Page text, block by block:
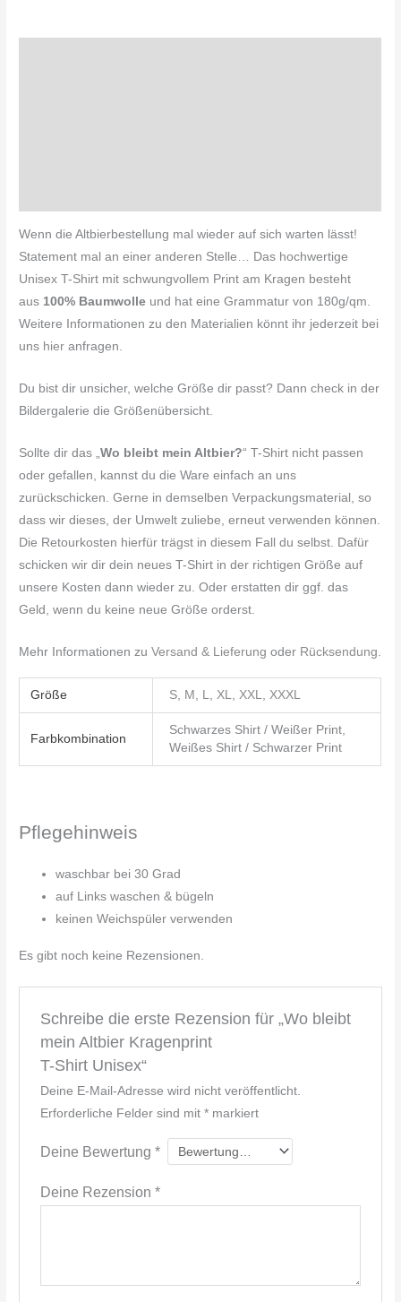
Wenn die Altbierbestellung mal wieder auf sich warten lässt!
Statement mal an einer anderen Stelle… Das hochwertige
Unisex T-Shirt mit schwungvollem Print am Kragen besteht
aus 100% Baumwolle und hat eine Grammatur von 180g/qm.
Weitere Informationen zu den Materialien könnt ihr jederzeit bei
uns hier anfragen.
Du bist dir unsicher, welche Größe dir passt? Dann check in der
Bildergalerie die Größenübersicht.
Sollte dir das „Wo bleibt mein Altbier?“ T-Shirt nicht passen
oder gefallen, kannst du die Ware einfach an uns
zurückschicken. Gerne in demselben Verpackungsmaterial, so
dass wir dieses, der Umwelt zuliebe, erneut verwenden können.
Die Retourkosten hierfür trägst in diesem Fall du selbst. Dafür
schicken wir dir dein neues T-Shirt in der richtigen Größe auf
unsere Kosten dann wieder zu. Oder erstatten dir ggf. das
Geld, wenn du keine neue Größe orderst.
Mehr Informationen zuVersand & Lieferung oder Rücksendung
Größe S, M , L,XL,XXL,XXXL
Farbkombination
Schwarzes Shirt / Weißer Print,
Weißes Shirt / Schwarzer Print
Pflegehinweis
waschbar bei 30 Grad
auf Links waschen & bügeln
keinen Weichspüler verwenden
Es gibt noch keine Rezensionen.
Schreibe die erste Rezension für „Wo bleibt
mein Altbier Kragenprint
T-Shirt Unisex“
Deine E-Mail-Adresse wird nicht veröffentlicht.
Erforderliche Felder sind mit *markiert
Deine Bewertung *
Deine Rezension *